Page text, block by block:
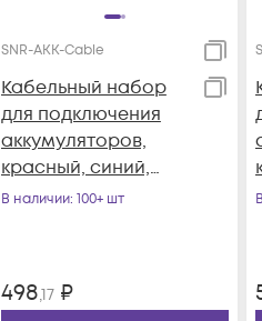
SNR-AKK-Cable
Кабельный набор
для подключения
аккумуляторов,
красный, синий,
0.5м, с
В наличии: 100+ шт
498,17₽